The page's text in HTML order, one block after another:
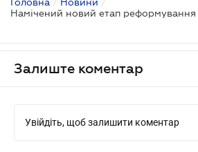
Залиште коментар
Увійдіть, щоб залишити коментар